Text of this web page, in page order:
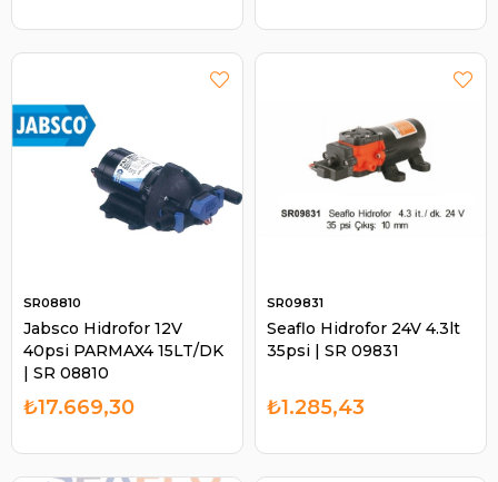
Jabsco Hidrofor 12V
40psi PARMAX4 15LT/DK
| SR 08810
SR08810
₺17.669,30
Seaflo Hidrofor 24V 4.3lt
35psi | SR 09831
SR09831
₺1.285,43